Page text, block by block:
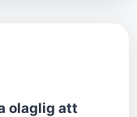
olaglig att